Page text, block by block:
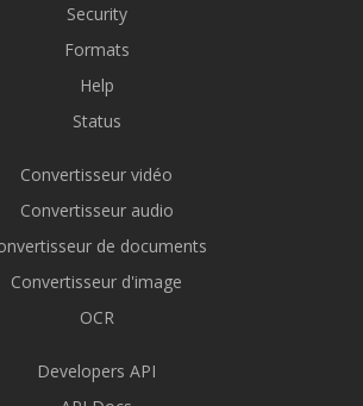
Security
Formats
Help
Status
Convertisseur vidéo
Convertisseur audio
de documents
Convertisseur d'image
OCR
Developers API